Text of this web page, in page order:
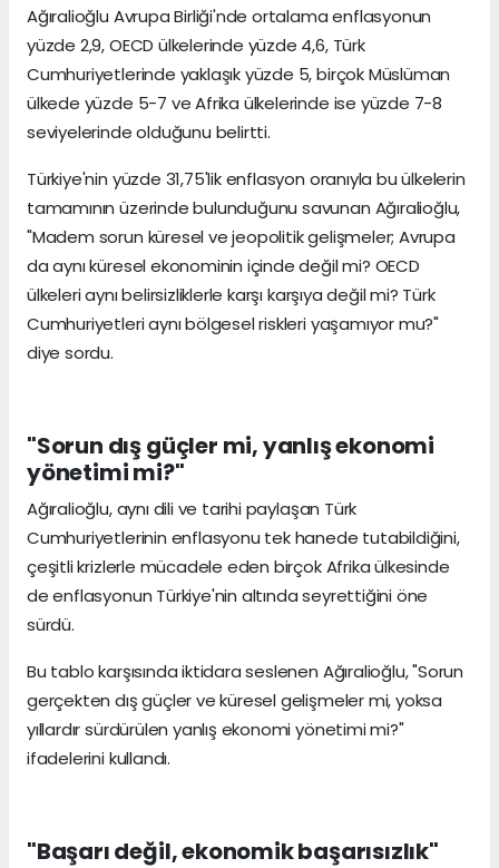
Ağıralioğlu Avrupa Birliği'nde ortalama enflasyonun
yüzde 2,9, OECD ülkelerinde yüzde 4,6, Türk
Cumhuriyetlerinde yaklaşık yüzde 5, birçok Müslüman
ülkede yüzde 5-7 ve Afrika ülkelerinde ise yüzde 7-8
seviyelerinde olduğunu belirtti.
Türkiye'nin yüzde 31,75'lik enflasyon oranıyla bu ülkelerin
tamamının üzerinde bulunduğunu savunan Ağıralioğlu,
"Madem sorun küresel ve jeopolitik gelişmeler; Avrupa
da aynı küresel ekonominin içinde değil mi? OECD
ülkeleri aynı belirsizliklerle karşı karşıya değil mi? Türk
Cumhuriyetleri aynı bölgesel riskleri yaşamıyor mu?"
diye sordu.
"Sorun dış güçler mi, yanlış ekonomi
yönetimi mi?"
Ağıralioğlu, aynı dili ve tarihi paylaşan Türk
Cumhuriyetlerinin enflasyonu tek hanede tutabildiğini,
çeşitli krizlerle mücadele eden birçok Afrika ülkesinde
de enflasyonun Türkiye'nin altında seyrettiğini öne
sürdü.
Bu tablo karşısında iktidara seslenen Ağıralioğlu, "Sorun
gerçekten dış güçler ve küresel gelişmeler mi, yoksa
yıllardır sürdürülen yanlış ekonomi yönetimi mi?"
ifadelerini kullandı.
"Başarı değil, ekonomik başarısızlık"